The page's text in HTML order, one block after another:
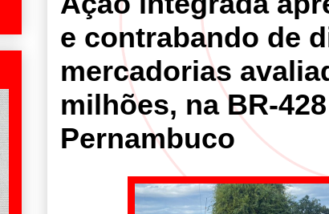
e contrabando de
mercadorias
milhões, na BR-
Pernambuco